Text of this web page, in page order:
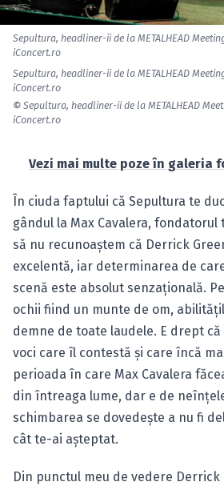
Sepultura, headliner-ii de la METALHEAD
iConcert.ro
Sepultura, headliner-ii de la METALHEAD
iConcert.ro
© Sepultura, headliner-ii de la METALHEAD
iConcert.ro
Vezi mai multe poze în galeria
În ciuda faptului că Sepultura te
gândul la Max Cavalera,
să nu recunoaştem că Derrick
excelentă, iar determinarea de
scenă este absolut senzaţională.
ochii fiind un munte de om,
demne de toate laudele. E drept că
voci care îl contestă şi care încă
perioada în care Max Cavalera
din întreaga lume, dar e de
schimbarea se dovedeşte a nu fi
cât te-ai aşteptat.
Din punctul meu de vedere